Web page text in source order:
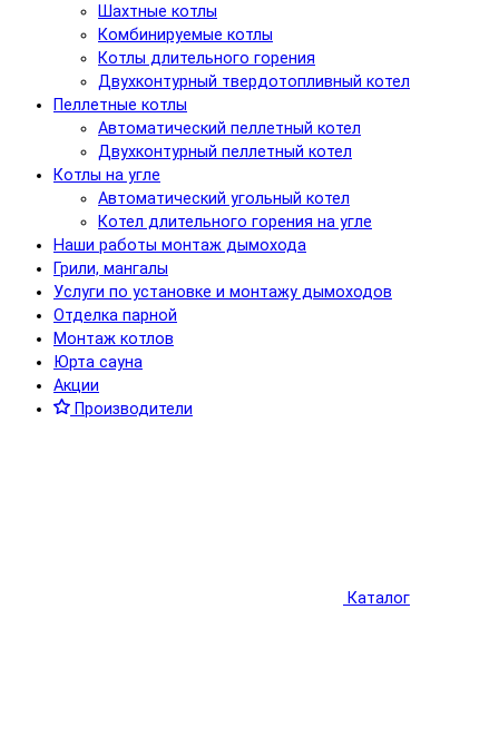
Шахтные котлы
Комбинируемые котлы
Котлы длительного горения
Двухконтурный твердотопливный котел
Пеллетные котлы
Автоматический пеллетный котел
Двухконтурный пеллетный котел
Котлы на угле
Автоматический угольный котел
Котел длительного горения на угле
Наши работы монтаж дымохода
Грили, мангалы
Услуги по установке и монтажу дымоходов
Отделка парной
Монтаж котлов
Юрта сауна
Акции
Производители
Каталог